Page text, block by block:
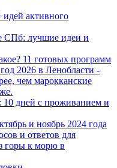
активного
СПб: лучшие идеи и
11 готовых программ
2026 в Ленобласти -
чем марокканские
дней с проживанием и
и ноябрь 2024 года
и ответов для
горы к морю в